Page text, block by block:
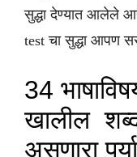
सुद्धा देण्यात आलेले
test चा सुद्धा आपण